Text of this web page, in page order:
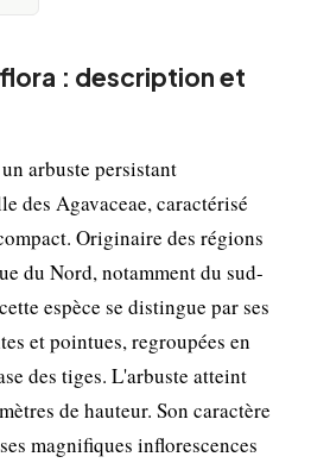
: description et
arbuste persistant
des Agavaceae, caractérisé
Originaire des régions
du Nord, notamment du sud-
espèce se distingue par ses
et pointues, regroupées en
des tiges. L'arbuste atteint
de hauteur. Son caractère
magnifiques inflorescences